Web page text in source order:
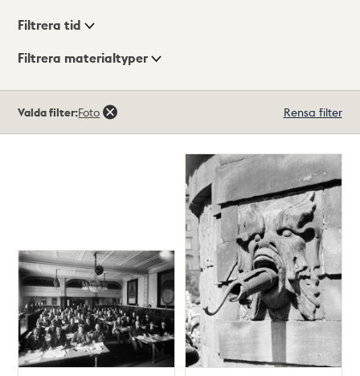
Visningsläge
Filtrera tid
Filtrera materialtyper
113träffar
Valda filter:Foto Rensa filter